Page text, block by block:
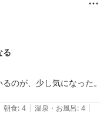
待ちしております。
る
のが、少し気になった。
朝食: 4 | 温泉・お風呂: 4 |